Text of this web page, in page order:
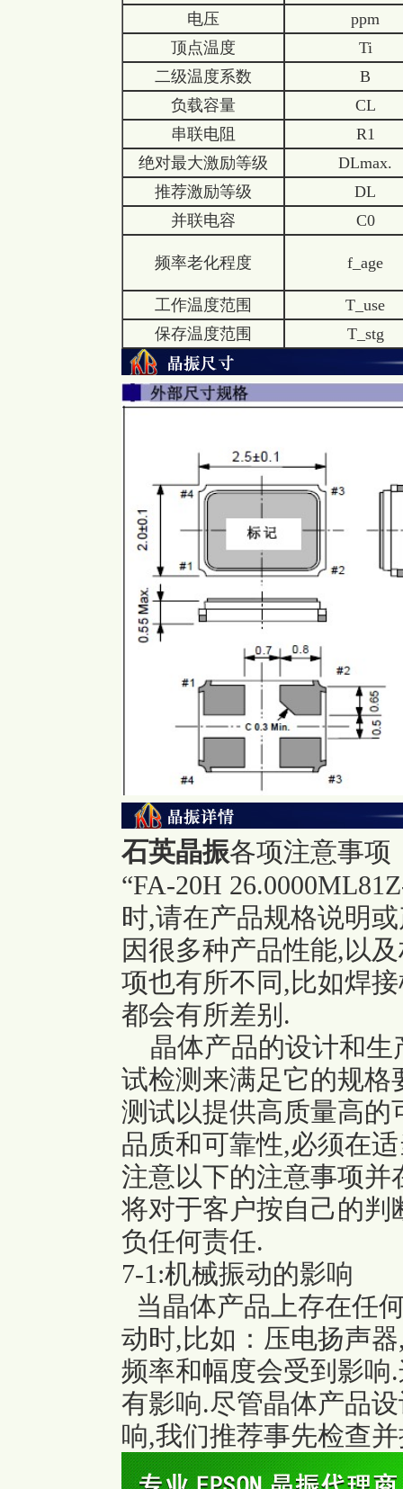
电压
ppm
顶点温度
Ti
二级温度系数
B
负载容量
CL
串联电阻
R1
绝对最大激励等级
DLmax.
推荐激励等级
DL
并联电容
C0
频率老化程度 f_age
工作温度范围
T_use
保存温度范围
T_stg
石英晶振各项注意事项
“FA-20H
时,请在产品规格说明
因很多种产品性能,以
项也有所不同,比如焊
都会有所差别.
晶体产品的设计和生
试检测来满足它的规
测试以提供高质量高
品质和可靠性,必须在
注意以下的注意事项
将对于客户按自己的
负任何责任.
7-1:机械振动的影响
当晶体产品上存在任
动时,比如：压电扬声
频率和幅度会受到影
有影响.尽管晶体产品
响,我们推荐事先检查